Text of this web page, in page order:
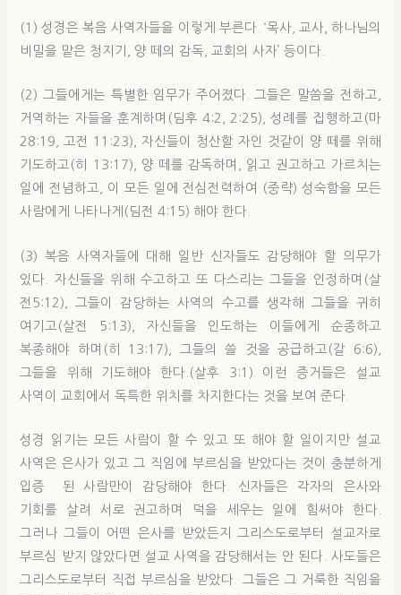
(1) 성경은 복음 사역자들을 이렇게 부른다. ‘목사, 교사, 하나님의
비밀을 맡은 청지기, 양 떼의 감독, 교회의 사자’ 등이다.
(2) 그들에게는 특별한 임무가 주어졌다. 그들은 말씀을 전하고,
거역하는 자들을 훈계하며(딤후 4:2, 2:25), 성례를 집행하고(마
28:19, 고전 11:23), 자신들이 청산할 자인 것같이 양 떼를 위해
기도하고(히 13:17), 양 떼를 감독하며, 읽고 권고하고 가르치는
일에 전념하고, 이 모든 일에 전심전력하여 (중략) 성숙함을 모든
사람에게 나타나게(딤전 4:15) 해야 한다.
(3) 복음 사역자들에 대해 일반 신자들도 감당해야 할 의무가
있다. 자신들을 위해 수고하고 또 다스리는 그들을 인정하며(살
전5:12), 그들이 감당하는 사역의 수고를 생각해 그들을 귀히
여기고(살전 5:13), 자신들을 인도하는 이들에게 순종하고
복종해야 하며(히 13:17), 그들의 쓸 것을 공급하고(갈 6:6),
그들을 위해 기도해야 한다.(살후 3:1) 이런 증거들은 설교
사역이 교회에서 독특한 위치를 차지한다는 것을 보여 준다.
성경 읽기는 모든 사람이 할 수 있고 또 해야 할 일이지만 설교
사역은 은사가 있고 그 직임에 부르심을 받았다는 것이 충분하게
입증 된 사람만이 감당해야 한다. 신자들은 각자의 은사와
기회를 살려 서로 권고하며 덕을 세우는 일에 힘써야 한다.
그러나 그들이 어떤 은사를 받았든지 그리스도로부터 설교자로
부르심 받지 않았다면 설교 사역을 감당해서는 안 된다. 사도들은
그리스도로부터 직접 부르심을 받았다. 그들은 그 거룩한 직임을